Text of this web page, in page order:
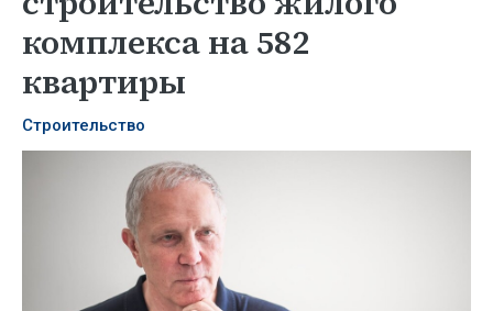
комплекса на 582
квартиры
Строительство